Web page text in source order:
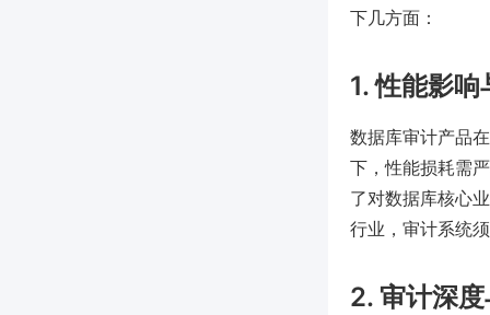
下几方面：
1. 性能影响
数据库审计产品
下，性能损耗需
了对数据库核心
行业，审计系统
2. 审计深